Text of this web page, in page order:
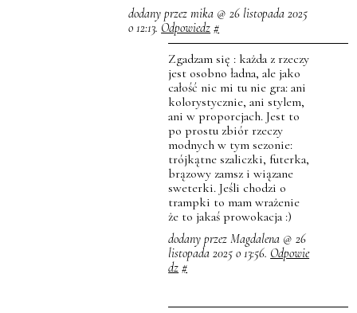
dodany przez mika @ 26 listopada 2025
o 12:13. Odpowiedz #
Zgadzam się : każda z rzeczy
jest osobno ładna, ale jako
całość nic mi tu nie gra: ani
kolorystycznie, ani stylem,
ani w proporcjach. Jest to
po prostu zbiór rzeczy
modnych w tym sezonie:
trójkątne szaliczki, futerka,
brązowy zamsz i wiązane
sweterki. Jeśli chodzi o
trampki to mam wrażenie
że to jakaś prowokacja :)
dodany przez Magdalena @ 26
listopada 2025 o 13:56. Odpowie
dz #